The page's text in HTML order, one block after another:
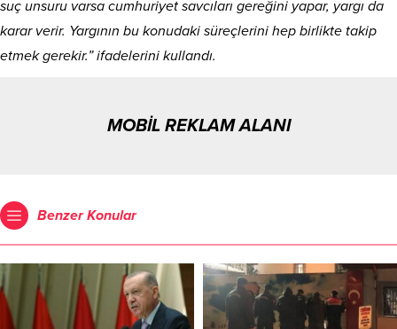
suç unsuru varsa cumhuriyet savcıları gereğini yapar, yargı da
karar verir. Yargının bu konudaki süreçlerini hep birlikte takip
etmek gerekir.” ifadelerini kullandı.
MOBİL REKLAM ALANI
Benzer Konular